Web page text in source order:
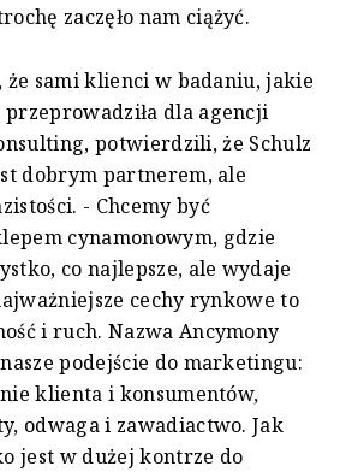
zaczęło nam ciążyć.
że sami klienci w badaniu, jakie
dla agencji
potwierdzili, że Schulz
dobrym partnerem, ale
- Chcemy być
cynamonowym, gdzie
co najlepsze, ale wydaje
cechy rynkowe to
i ruch. Nazwa Ancymony
podejście do marketingu:
klienta i konsumentów,
odwaga i zawadiactwo. Jak
jest w dużej kontrze do